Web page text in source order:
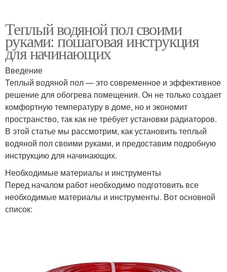
Теплый водяной пол своими
руками: пошаговая инструкция
для начинающих
Введение
Теплый водяной пол — это современное и эффективное
решение для обогрева помещения. Он не только создает
комфортную температуру в доме, но и экономит
пространство, так как не требует установки радиаторов.
В этой статье мы рассмотрим, как установить теплый
водяной пол своими руками, и предоставим подробную
инструкцию для начинающих.
Необходимые материалы и инструменты
Перед началом работ необходимо подготовить все
необходимые материалы и инструменты. Вот основной
список: